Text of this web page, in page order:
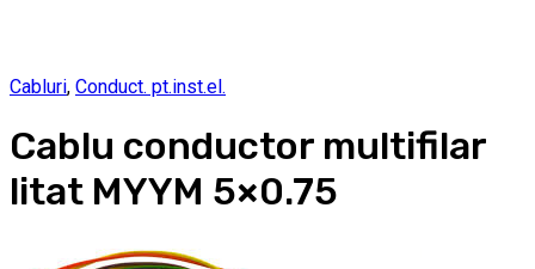
Cabluri, Conduct. pt.inst.el.
Cablu conductor multifilar
litat MYYM 5×0.75